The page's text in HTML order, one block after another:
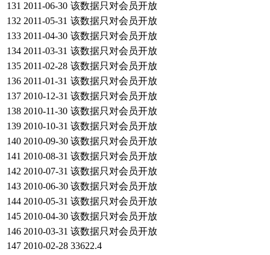
131 2011-06-30 该数据只对会员开放
132 2011-05-31 该数据只对会员开放
133 2011-04-30 该数据只对会员开放
134 2011-03-31 该数据只对会员开放
135 2011-02-28 该数据只对会员开放
136 2011-01-31 该数据只对会员开放
137 2010-12-31 该数据只对会员开放
138 2010-11-30 该数据只对会员开放
139 2010-10-31 该数据只对会员开放
140 2010-09-30 该数据只对会员开放
141 2010-08-31 该数据只对会员开放
142 2010-07-31 该数据只对会员开放
143 2010-06-30 该数据只对会员开放
144 2010-05-31 该数据只对会员开放
145 2010-04-30 该数据只对会员开放
146 2010-03-31 该数据只对会员开放
147 2010-02-28 33622.4